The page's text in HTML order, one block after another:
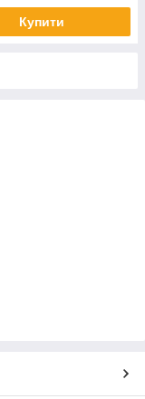
Купити